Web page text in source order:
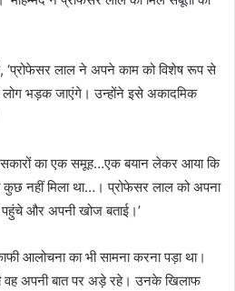
‘प्रोफेसर लाल ने अपने काम को विशेष रूप से
लोग भड़क जाएंगे। उन्होंने इसे अकादमिक
का एक समूह…एक बयान लेकर आया कि
नहीं मिला था…। प्रोफेसर लाल को अपना
और अपनी खोज बताई।’
आलोचना का भी सामना करना पड़ा था।
वह अपनी बात पर अड़े रहे। उनके खिलाफ